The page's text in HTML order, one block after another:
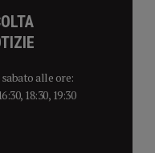
alle ore:
18:30, 19:30